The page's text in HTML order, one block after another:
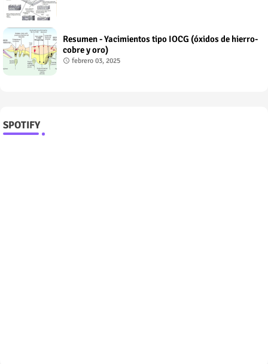
Resumen - Yacimientos tipo IOCG (óxidos de hierro-
cobre y oro)
febrero 03, 2025
SPOTIFY